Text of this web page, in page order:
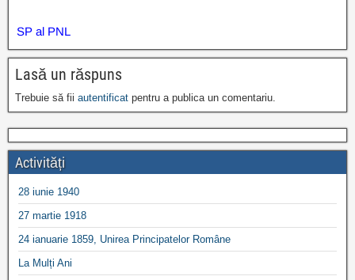
SP al PNL
Lasă un răspuns
Trebuie să fii autentificat pentru a publica un comentariu.
Activități
28 iunie 1940
27 martie 1918
24 ianuarie 1859, Unirea Principatelor Române
La Mulți Ani